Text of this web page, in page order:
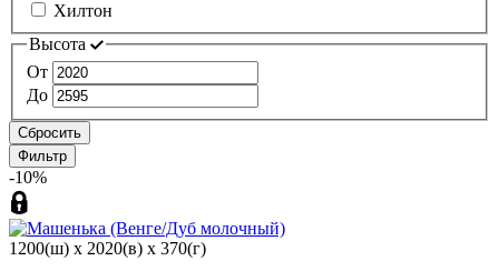
Хилтон
Высота
От
До
Сбросить
Фильтр
-10%
1200(ш) x 2020(в) x 370(г)